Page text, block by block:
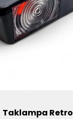
Taklampa Retro